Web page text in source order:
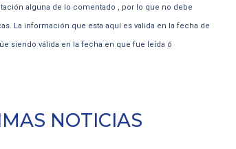
alguna de lo comentado , por lo que no debe
La información que esta aquí es valida en la fecha de
siendo válida en la fecha en que fue leída ó
NOTICIAS